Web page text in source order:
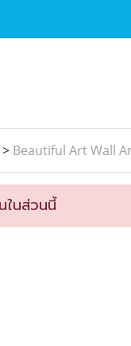
> Beautiful Art Wall
ในส่วนนี้